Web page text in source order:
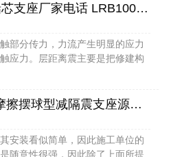
建筑橡胶楼梯支座厂家 LRB300铅芯支座厂家电话 LRB1000铅芯隔震支座源头工厂
部分传力，力流产生明显的应力
应力。层距离震主要是把修建构
房屋建筑建筑抗震支座源头工厂 摩擦摆球型减隔震支座源头工厂 建筑高阻尼隔震锁定支座源头工厂
安装看似简单，因此施工单位的
随意性很强，因此除了上面所提